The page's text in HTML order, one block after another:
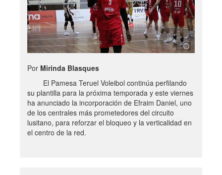
Por Mirinda Blasques
El Pamesa Teruel Voleibol continúa perfilando
su plantilla para la próxima temporada y este viernes
ha anunciado la incorporación de Efraim Daniel, uno
de los centrales más prometedores del circuito
lusitano, para reforzar el bloqueo y la verticalidad en
el centro de la red.